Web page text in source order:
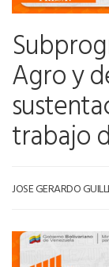
Agro y
trabajo
JOSE GERARDO